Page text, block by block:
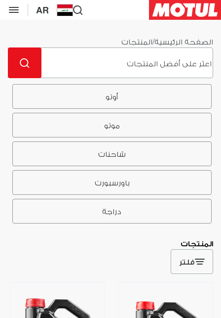
AR
الصفحة الرئيسية/المنتجات
أوتو
موتو
شاحنات
باورسبورت
دراجة
المنتجات
فلتر